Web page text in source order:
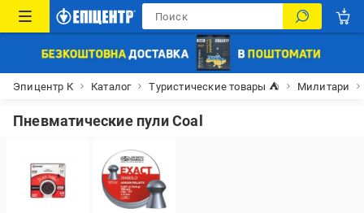
Эпицентр К Каталог Туристические товары ⛺ Милитари
Пневматические пули Coal